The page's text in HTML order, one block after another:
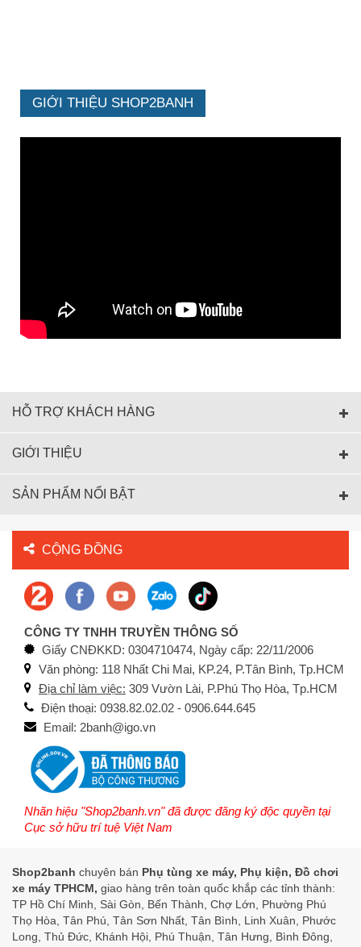
GIỚI THIỆU SHOP2BANH
HỖ TRỢ KHÁCH HÀNG
GIỚI THIỆU
SẢN PHẨM NỔI BẬT
CỘNG ĐỒNG
CÔNG TY TNHH TRUYỀN THÔNG SỐ
Giấy CNĐKKD: 0304710474, Ngày cấp: 22/11/2006
Văn phòng: 118 Nhất Chi Mai, KP.24, P.Tân Bình, Tp.HCM
Địa chỉ làm việc: 309 Vườn Lài, P.Phú Thọ Hòa, Tp.HCM
Điện thoại: 0938.82.02.02 - 0906.644.645
Email: 2banh@igo.vn
Nhãn hiệu "Shop2banh.vn" đã được đăng ký độc quyền tại
Cục sở hữu trí tuệ Việt Nam
Shop2banh chuyên bán Phụ tùng xe máy, Phụ kiện, Đồ chơi
xe máy TPHCM, giao hàng trên toàn quốc khắp các tỉnh thành:
TP Hồ Chí Minh, Sài Gòn, Bến Thành, Chợ Lớn, Phường Phú
Thọ Hòa, Tân Phú, Tân Sơn Nhất, Tân Bình, Linh Xuân, Phước
Long, Thủ Đức, Khánh Hội, Phú Thuận, Tân Hưng, Bình Đông,